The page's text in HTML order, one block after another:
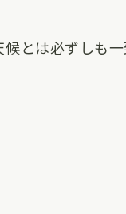
とは必ずしも